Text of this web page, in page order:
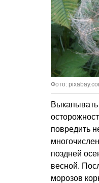
Фото:
повредить
поздней
весной.
морозов